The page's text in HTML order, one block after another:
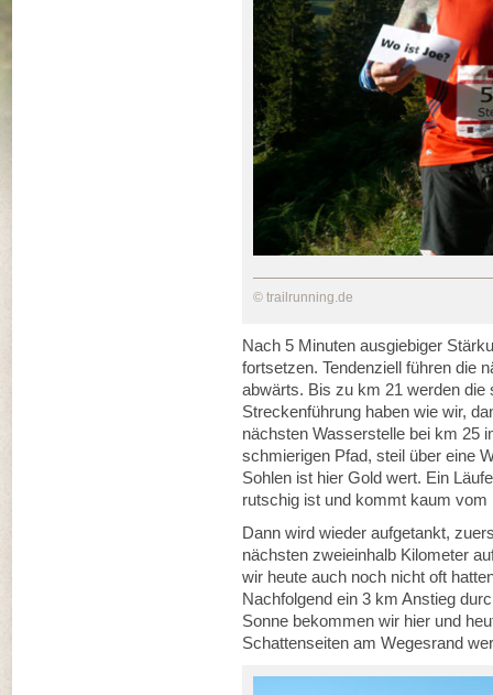
© trailrunning.de
Nach 5 Minuten ausgiebiger
fortsetzen. Tendenziell führen die
abwärts. Bis zu km 21 werden die
Streckenführung haben wie wir,
nächsten Wasserstelle bei km 25
schmierigen Pfad, steil über eine
Sohlen ist hier Gold wert. Ein
rutschig ist und kommt kaum vom
Dann wird wieder aufgetankt,
nächsten zweieinhalb Kilometer
wir heute auch noch nicht oft
Nachfolgend ein 3 km Anstieg
Sonne bekommen wir hier und
Schattenseiten am Wegesrand